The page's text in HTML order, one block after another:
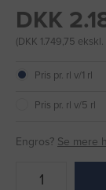
DKK
(DKK 1.749,75
Pris pr. rl v/1 rl
Pris pr. rl v/5 rl
Engros? Se mere